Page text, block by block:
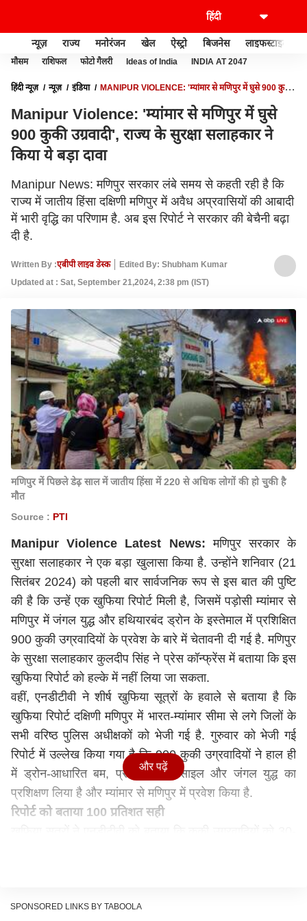
न्यूज़ राज्य मनोरंजन खेल ऐस्ट्रो बिजनेस लाइफस्टाइल
मौसम राशिफल फोटो गैलरी Ideas of India INDIA AT 2047
हिंदी न्यूज़ न्यूज़ इंडिया
MANIPUR VIOLENCE: 'म्यांमार से मणिपुर में घुसे 900 कुकी
Manipur Violence: 'म्यांमार से मणिपुर में घुसे
900 कुकी उग्रवादी', राज्य के सुरक्षा सलाहकार ने
किया ये बड़ा दावा
Manipur News: मणिपुर सरकार लंबे समय से कहती रही है कि
राज्य में जातीय हिंसा दक्षिणी मणिपुर में अवैध अप्रवासियों की आबादी
में भारी वृद्धि का परिणाम है. अब इस रिपोर्ट ने सरकार की बेचैनी बढ़ा
दी है.
Written By :एबीपी लाइव डेस्क
Edited By: Shubham Kumar
Updated at : Sat, September 21,2024, 2:38 pm (IST)
मणिपुर में पिछले डेढ़ साल में जातीय हिंसा में 220 से अधिक लोगों की हो चुुकी है
मौत
Source : PTI
Manipur Violence Latest News: मणिपुर सरकार के
सुरक्षा सलाहकार ने एक बड़ा खुलासा किया है. उन्होंने शनिवार (21
सितंबर 2024) को पहली बार सार्वजनिक रूप से इस बात की पुष्टि
की है कि उन्हें एक खुफिया रिपोर्ट मिली है, जिसमें पड़ोसी म्यांमार से
मणिपुर में जंगल युद्ध और हथियारबंद ड्रोन के इस्तेमाल में प्रशिक्षित
900 कुकी उग्रवादियों के प्रवेश के बारे में चेतावनी दी गई है. मणिपुर
के सुरक्षा सलाहकार कुलदीप सिंह ने प्रेस कॉन्फ्रेंस में बताया कि इस
खुफिया रिपोर्ट को हल्के में नहीं लिया जा सकता.
वहीं, एनडीटीवी ने शीर्ष खुफिया सूत्रों के हवाले से बताया है कि
खुफिया रिपोर्ट दक्षिणी मणिपुर में भारत-म्यांमार सीमा से लगे जिलों के
सभी वरिष्ठ पुलिस अधीक्षकों को भेजी गई है. गुरुवार को भेजी गई
रिपोर्ट में उल्लेख किया गया है कि 900 कुकी उग्रवादियों ने हाल ही
में ड्रोन-आधारित बम, प्रोजेक्टल, मिसाइल और जंगल युद्ध का
प्रशिक्षण लिया है और म्यांमार से मणिपुर में प्रवेश किया है.
रिपोर्ट को बताया 100 प्रतिशत सही
कुलदीप सिंह ने कहा कि उन्हें लगता है कि रिपोर्ट 100 प्रतिशत सही
और पढ़ें
SPONSORED LINKS BY TABOOLA